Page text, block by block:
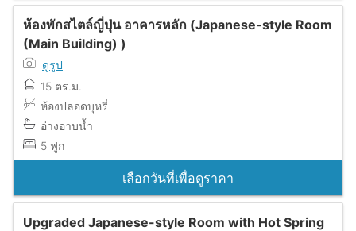
ห้องพักสไตล์ญี่ปุ่น อาคารหลัก (Japanese-style Room
(Main Building) )
ดูรูป
15 ตร.ม.
ห้องปลอดบุหรี่
อ่างอาบน้ำ
5 ฟูก
เลือกวันที่เพื่อดูราคา
Upgraded Japanese-style Room with Hot Spring